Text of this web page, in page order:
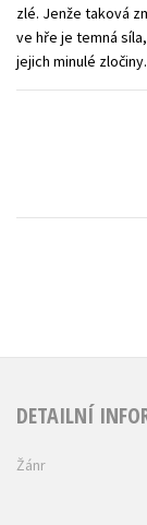
zlé. Jenže taková
ve hře je temná
jejich minulé
DETAILNÍ
Žánr